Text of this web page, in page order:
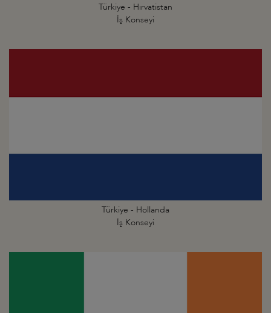
Türkiye - Hırvatistan
İş Konseyi
Türkiye - Hollanda
İş Konseyi